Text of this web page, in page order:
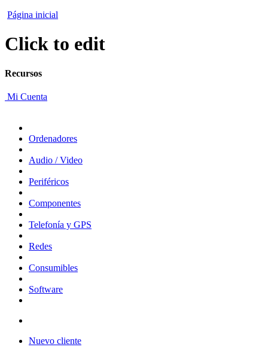
Página inicial
Click to edit
Recursos
Mi Cuenta
Ordenadores
Audio / Video
Periféricos
Componentes
Telefonía y GPS
Redes
Consumibles
Software
Nuevo cliente